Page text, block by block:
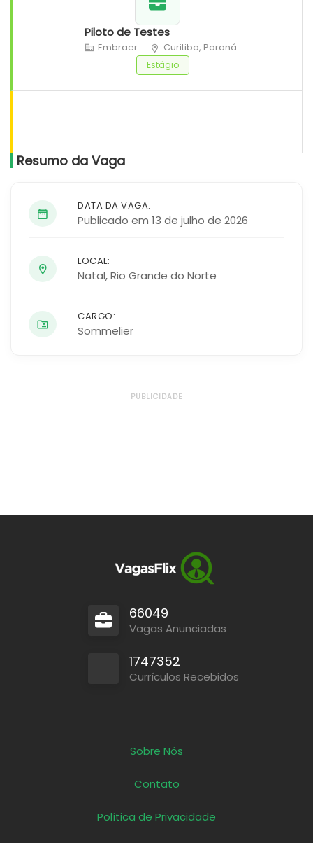
Piloto de Testes
Embraer Curitiba, Paraná
Estágio
Resumo da Vaga
DATA DA VAGA:
Publicado em 13 de julho de 2026
LOCAL:
Natal,Rio Grande do Norte
CARGO:
Sommelier
PUBLICIDADE
66049
Vagas Anunciadas
1747352
Currículos Recebidos
Sobre Nós
Contato
Política de Privacidade